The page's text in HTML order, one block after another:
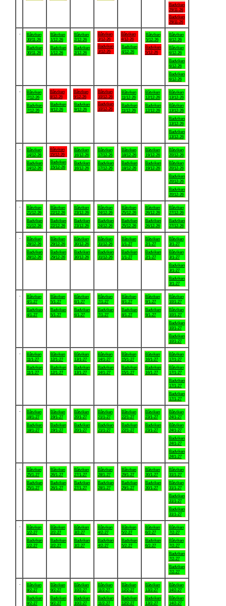
Badviken
29/11-26
Badviken
29/11-26
Båtviken
30/11-26
Badviken
30/11-26
Båtviken
1/12-26
Badviken
1/12-26
Båtviken
2/12-26
Badviken
2/12-26
Båtviken
3/12-26
Badviken
3/12-26
Båtviken
4/12-26
Badviken
4/12-26
Båtviken
5/12-26
Badviken
5/12-26
Båtviken
6/12-26
Båtviken
6/12-26
Badviken
6/12-26
Badviken
6/12-26
Båtviken
7/12-26
Badviken
7/12-26
Båtviken
8/12-26
Badviken
8/12-26
Båtviken
9/12-26
Badviken
9/12-26
Båtviken
10/12-26
Badviken
10/12-26
Båtviken
11/12-26
Badviken
11/12-26
Båtviken
12/12-26
Badviken
12/12-26
Båtviken
13/12-26
Båtviken
13/12-26
Badviken
13/12-26
Badviken
13/12-26
Båtviken
14/12-26
Badviken
14/12-26
Båtviken
15/12-26
Badviken
15/12-26
Båtviken
16/12-26
Badviken
16/12-26
Båtviken
17/12-26
Badviken
17/12-26
Båtviken
18/12-26
Badviken
18/12-26
Båtviken
19/12-26
Badviken
19/12-26
Båtviken
20/12-26
Båtviken
20/12-26
Badviken
20/12-26
Badviken
20/12-26
Båtviken
21/12-26
Badviken
21/12-26
Båtviken
22/12-26
Badviken
22/12-26
Båtviken
23/12-26
Badviken
23/12-26
Båtviken
24/12-26
Badviken
24/12-26
Båtviken
25/12-26
Badviken
25/12-26
Båtviken
26/12-26
Badviken
26/12-26
Båtviken
27/12-26
Badviken
27/12-26
Båtviken
28/12-26
Badviken
28/12-26
Båtviken
29/12-26
Badviken
29/12-26
Båtviken
30/12-26
Badviken
30/12-26
Båtviken
31/12-26
Badviken
31/12-26
Båtviken
1/1-27
Badviken
1/1-27
Båtviken
2/1-27
Badviken
2/1-27
Båtviken
3/1-27
Båtviken
3/1-27
Badviken
3/1-27
Badviken
3/1-27
Båtviken
4/1-27
Badviken
4/1-27
Båtviken
5/1-27
Badviken
5/1-27
Båtviken
6/1-27
Badviken
6/1-27
Båtviken
7/1-27
Badviken
7/1-27
Båtviken
8/1-27
Badviken
8/1-27
Båtviken
9/1-27
Badviken
9/1-27
Båtviken
10/1-27
Båtviken
10/1-27
Badviken
10/1-27
Badviken
10/1-27
Båtviken
11/1-27
Badviken
11/1-27
Båtviken
12/1-27
Badviken
12/1-27
Båtviken
13/1-27
Badviken
13/1-27
Båtviken
14/1-27
Badviken
14/1-27
Båtviken
15/1-27
Badviken
15/1-27
Båtviken
16/1-27
Badviken
16/1-27
Båtviken
17/1-27
Båtviken
17/1-27
Badviken
17/1-27
Badviken
17/1-27
Båtviken
18/1-27
Badviken
18/1-27
Båtviken
19/1-27
Badviken
19/1-27
Båtviken
20/1-27
Badviken
20/1-27
Båtviken
21/1-27
Badviken
21/1-27
Båtviken
22/1-27
Badviken
22/1-27
Båtviken
23/1-27
Badviken
23/1-27
Båtviken
24/1-27
Båtviken
24/1-27
Badviken
24/1-27
Badviken
24/1-27
Båtviken
25/1-27
Badviken
25/1-27
Båtviken
26/1-27
Badviken
26/1-27
Båtviken
27/1-27
Badviken
27/1-27
Båtviken
28/1-27
Badviken
28/1-27
Båtviken
29/1-27
Badviken
29/1-27
Båtviken
30/1-27
Badviken
30/1-27
Båtviken
31/1-27
Båtviken
31/1-27
Badviken
31/1-27
Badviken
31/1-27
Båtviken
1/2-27
Badviken
1/2-27
Båtviken
2/2-27
Badviken
2/2-27
Båtviken
3/2-27
Badviken
3/2-27
Båtviken
4/2-27
Badviken
4/2-27
Båtviken
5/2-27
Badviken
5/2-27
Båtviken
6/2-27
Badviken
6/2-27
Båtviken
7/2-27
Båtviken
7/2-27
Badviken
7/2-27
Badviken
7/2-27
Båtviken
8/2-27
Badviken
8/2-27
Båtviken
9/2-27
Badviken
9/2-27
Båtviken
10/2-27
Badviken
10/2-27
Båtviken
11/2-27
Badviken
11/2-27
Båtviken
12/2-27
Badviken
12/2-27
Båtviken
13/2-27
Badviken
13/2-27
Båtviken
14/2-27
Båtviken
14/2-27